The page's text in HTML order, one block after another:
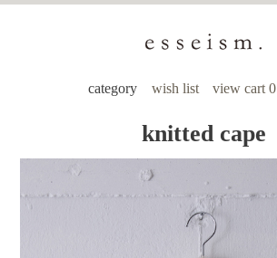
category wish list view cart 0
knitted cape